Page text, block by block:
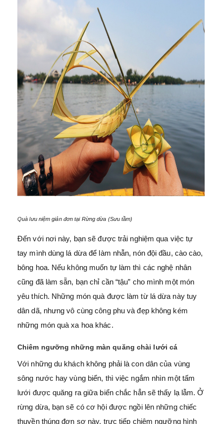
Quà lưu niệm giản đơn tại Rừng dừa (Sưu tầm)
Đến với nơi này, bạn sẽ được trải nghiệm qua việc tự
tay mình dùng lá dừa để làm nhẫn, nón đội đầu, cào cào,
bông hoa. Nếu không muốn tự làm thì các nghệ nhân
cũng đã làm sẵn, bạn chỉ cần “tậu” cho mình một món
yêu thích. Những món quà được làm từ lá dừa này tuy
dân dã, nhưng vô cùng công phu và đẹp không kém
những món quà xa hoa khác.
Chiêm ngưỡng những màn quăng chài lưới cá
Với những du khách không phải là con dân của vùng
sông nước hay vùng biển, thì việc ngắm nhìn một tấm
lưới được quăng ra giữa biển chắc hẳn sẽ thấy lạ lẫm. Ở
rừng dừa, bạn sẽ có cơ hội được ngồi lên những chiếc
thuyền thúng đơn sơ này, trực tiếp chiêm ngưỡng hình